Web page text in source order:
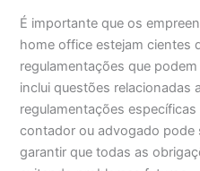
É importante que os
home office estejam cientes
regulamentações que
inclui questões relacionadas
regulamentações
contador ou advogado pode
garantir que todas as